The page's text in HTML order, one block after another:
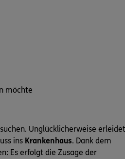
möchte
Unglücklicherweise
ins Krankenhaus. Dank dem
Es erfolgt die Zusage der